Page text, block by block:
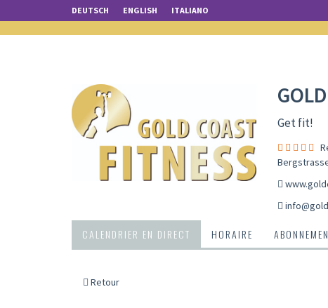
DEUTSCH ENGLISH ITALIANO
Get fit!
CALENDRIER EN DIRECT HORAIRE
Retour